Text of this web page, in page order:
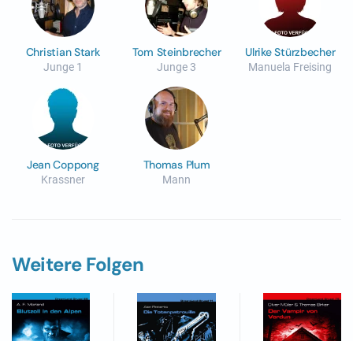
Christian Stark
Junge 1
Tom Steinbrecher
Junge 3
Ulrike Stürzbecher
Manuela Freising
Jean Coppong
Krassner
Thomas Plum
Mann
Weitere Folgen